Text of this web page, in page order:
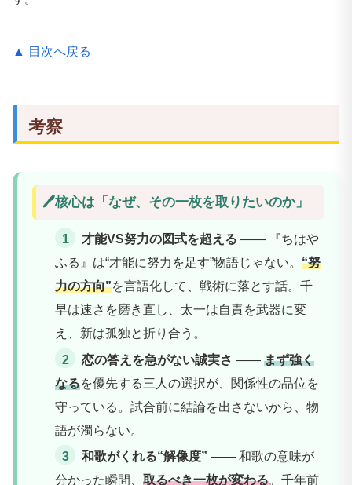
▲ 目次へ戻る
考察
🖊️核心は「なぜ、その一枚を取りたいのか」
才能VS努力の図式を超える —— 『ちはや
ふる』は“才能に努力を足す”物語じゃない。“努
力の方向”を言語化して、戦術に落とす話。千
早は速さを磨き直し、太一は自責を武器に変
え、新は孤独と折り合う。
恋の答えを急がない誠実さ —— まず強く
なるを優先する三人の選択が、関係性の品位を
守っている。試合前に結論を出さないから、物
語が濁らない。
和歌がくれる“解像度” —— 和歌の意味が
分かった瞬間、取るべき一枚が変わる。千年前